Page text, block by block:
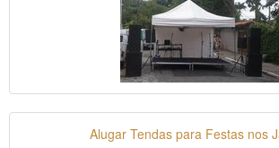
Alugar Tendas para Festas nos